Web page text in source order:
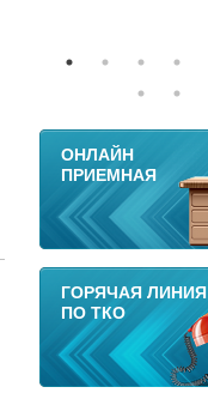
11
ОНЛАЙН
ПРИЕМНАЯ
ГОРЯЧАЯ ЛИНИЯ
ПО ТКО